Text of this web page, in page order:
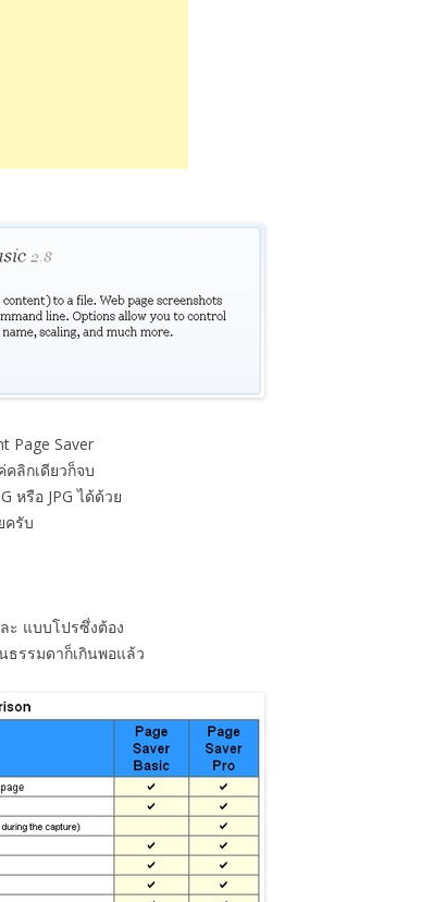
Page Saver
ลิกเดียวก็จบ
หรือ JPG ได้ด้วย
ครับ
ะ แบบโปรซึ่งต้อง
ธรรมดาก็เกินพอแล้ว